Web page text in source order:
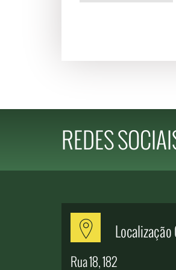
REDES
Localização
Rua 18, 182
Fale